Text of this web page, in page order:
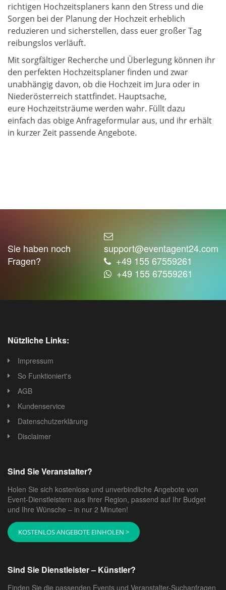
richtigen Hochzeitsplaners kann den Stress und die
Sorgen bei der Planung der Hochzeit erheblich
reduzieren und sicherstellen, dass euer großer Tag
reibungslos verläuft.
Mit sorgfältiger Recherche und Überlegung können ihr
den perfekten Hochzeitsplaner finden und zwar
unabhängig davon, ob die Hochzeit im Jura oder in
Niederösterreich stattfindet. Hauptsache,
eure Hochzeitsträume werden wahr. Füllt dazu
einfach das obige Anfrageformular aus, und ihr erhält
in kurzer Zeit passende Angebote.
Sie haben noch
Fragen?
support@eventagent24.com
+49 155 67559261
+49 155 67559261
Nützliche Links:
Impressum
So Funktioniert's
AGB
Kundenservice
Datenschutzerklärung
Disclaimer
Sind Sie Veranstalter?
Holen Sie sich kostenlose und unverbindliche Angebote von
Event-Dienstleistern aus Ihrer Region, passend auf Ihr Budget
und Ihre Wünsche – in nur 2 Minuten!
KOSTENLOS ANGEBOTE EINHOLEN >
Sind Sie Dienstleister – Künstler?
Finden Sie die passenden Events und Veranstalter-Suchanfragen